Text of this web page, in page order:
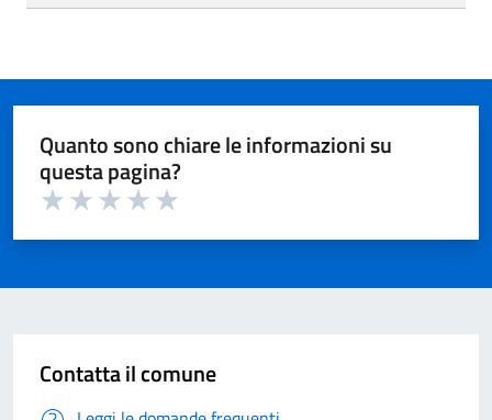
Quanto sono chiare le informazioni su
questa pagina?
Contatta il comune